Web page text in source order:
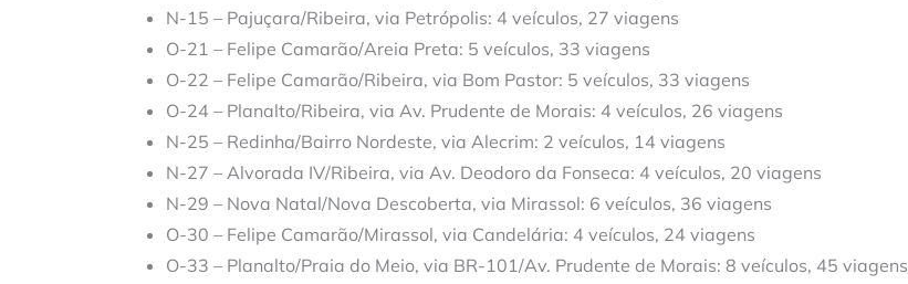
N-15 – Pajuçara/Ribeira, via Petrópolis: 4 veículos, 27 viagens
O-21 – Felipe Camarão/Areia Preta: 5 veículos, 33 viagens
O-22 – Felipe Camarão/Ribeira, via Bom Pastor: 5 veículos, 33 viagens
O-24 – Planalto/Ribeira, via Av. Prudente de Morais: 4 veículos, 26 viagens
N-25 – Redinha/Bairro Nordeste, via Alecrim: 2 veículos, 14 viagens
N-27 – Alvorada IV/Ribeira, via Av. Deodoro da Fonseca: 4 veículos, 20 viagens
N-29 – Nova Natal/Nova Descoberta, via Mirassol: 6 veículos, 36 viagens
O-30 – Felipe Camarão/Mirassol, via Candelária: 4 veículos, 24 viagens
O-33 – Planalto/Praia do Meio, via BR-101/Av. Prudente de Morais: 8 veículos, 45 viagens